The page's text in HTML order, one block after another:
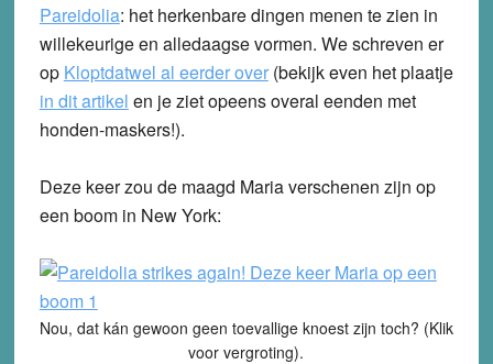
Pareidolia: het herkenbare dingen menen te zien in
willekeurige en alledaagse vormen. We schreven er
op Kloptdatwel al eerder over(bekijk even het plaatje
in dit artikel en je ziet opeens overal eenden met
honden-maskers!).
Deze keer zou de maagd Maria verschenen zijn op
een boom in New York:
Nou, dat kán gewoon geen toevallige knoest zijn toch? (Klik
voor vergroting).